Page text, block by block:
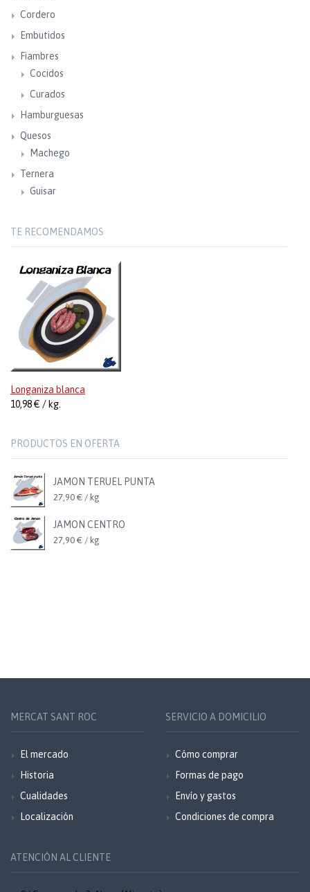
Cordero
Embutidos
Fiambres
Cocidos
Curados
Hamburguesas
Quesos
Machego
Ternera
Guisar
TE RECOMENDAMOS
Longaniza blanca
10,98 € / kg.
PRODUCTOS EN OFERTA
JAMON TERUEL PUNTA
27,90 € / kg
JAMON CENTRO
27,90 € / kg
MERCAT SANT ROC
El mercado
Historia
Cualidades
Localización
SERVICIO A DOMICILIO
Cómo comprar
Formas de pago
Envío y gastos
Condiciones de compra
ATENCIÓN AL CLIENTE